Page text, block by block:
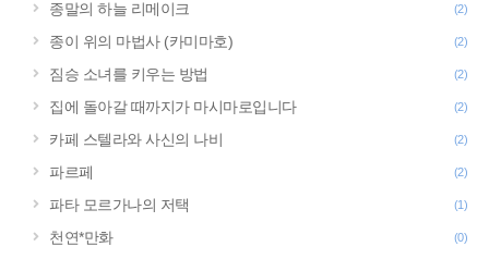
종말의 하늘 리메이크 (2)
종이 위의 마법사 (카미마호) (2)
짐승 소녀를 키우는 방법 (2)
집에 돌아갈 때까지가 마시마로입니다 (2)
카페 스텔라와 사신의 나비 (2)
파르페 (2)
파타 모르가나의 저택 (1)
천연*만화 (0)